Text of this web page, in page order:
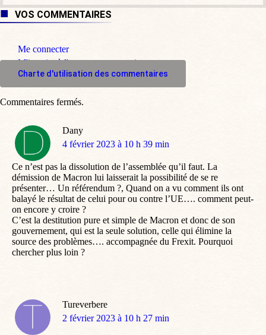
VOS COMMENTAIRES
Me connecter
M'inscrire à l'espace commentaire
Charte d'utilisation des commentaires
Dany
dit
4 février 2023 à 10 h 39 min
Ce n’est pas la dissolution de l’assemblée qu’il faut. La
démission de Macron lui laisserait la possibilité de se re
présenter… Un référendum ?, Quand on a vu comment ils ont
balayé le résultat de celui pour ou contre l’UE…. comment peut-
on encore y croire ?
C’est la destitution pure et simple de Macron et donc de son
gouvernement, qui est la seule solution, celle qui élimine la
source des problèmes…. accompagnée du Frexit. Pourquoi
chercher plus loin ?
Tureverbere
dit
2 février 2023 à 10 h 27 min
Commentaires fermés.